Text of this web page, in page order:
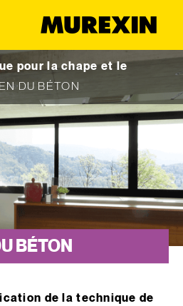
pour la chape et le
DU BÉTON
BÉTON
de la technique de